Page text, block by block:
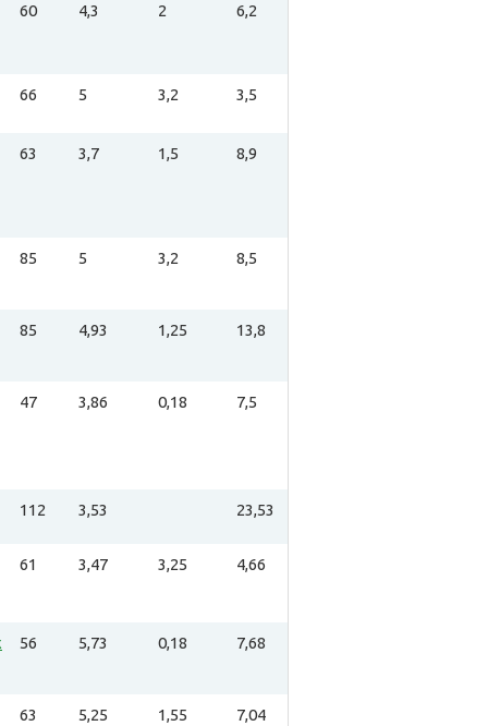
60 4,3 2 6,2
66 5 3,2 3,5
63 3,7 1,5 8,9
85 5 3,2 8,5
85 4,93 1,25 13,8
47 3,86 0,18 7,5
112 3,53 23,53
61 3,47 3,25 4,66
56 5,73 0,18 7,68
63 5,25 1,55 7,04